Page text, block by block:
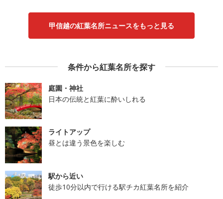
甲信越の紅葉名所ニュースをもっと見る
条件から紅葉名所を探す
庭園・神社
日本の伝統と紅葉に酔いしれる
ライトアップ
昼とは違う景色を楽しむ
駅から近い
徒歩10分以内で行ける駅チカ紅葉名所を紹介